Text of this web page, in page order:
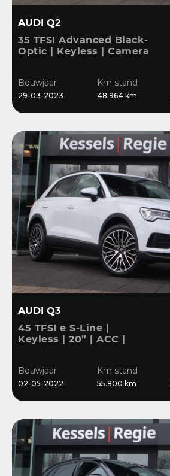
AUDI Q2
35 TFSI Advanced Black-
Optic | Keyless | Camera
Sensoren | DAB
Bouwjaar
29-03-2023
Km stand
48.964 km
AUDI Q3
45 TFSI e S-Line |
Keyless | 20” | ACC |
Bouwjaar
02-05-2022
Km stand
55.800 km